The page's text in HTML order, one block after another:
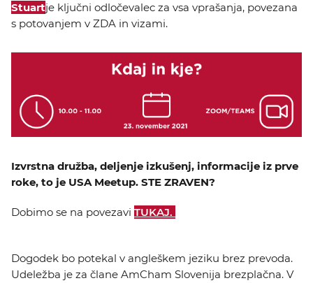
Stuartje ključni odločevalec za vsa vprašanja, povezana
s potovanjem v ZDA in vizami.
Izvrstna družba, deljenje izkušenj, informacije iz prve
roke, to je USA Meetup. STE ZRAVEN?
Dobimo se na povezavi TUKAJ.
Dogodek bo potekal v angleškem jeziku brez prevoda.
Udeležba je za člane AmCham Slovenija brezplačna. V